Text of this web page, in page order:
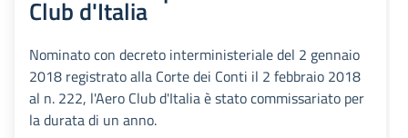
Club d'Italia
Nominato con decreto interministeriale del 2 gennaio
2018 registrato alla Corte dei Conti il 2 febbraio 2018
al n. 222, l'Aero Club d'Italia è stato commissariato per
la durata di un anno.